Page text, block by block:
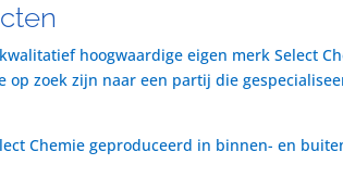
hoogwaardige eigen merk Select
zoek zijn naar een partij die
Chemie geproduceerd in binnen- en